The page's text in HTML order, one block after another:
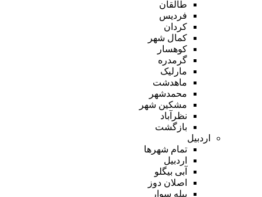
طالقان
فردیس
کردان
کمال شهر
کوهسار
گرمدره
مارلیک
ماهدشت
محمدشهر
مشکین شهر
نظرآباد
بازگشت
اردبیل
تمام شهر‌ها
اردبیل
آبی بیگلو
اصلان دوز
بیله سوار